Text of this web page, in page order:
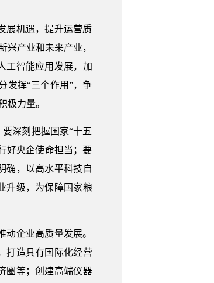
展机遇，提升运营质
兴产业和未来产业，
工智能应用发展，加
发挥“三个作用”，争
极力量。
深刻把握国家“十五
好央企使命担当；要
确，以高水平科技自
升级，为保障国家粮
企业高质量发展。
打造具有国际化经营
圈等；创建高端仪器